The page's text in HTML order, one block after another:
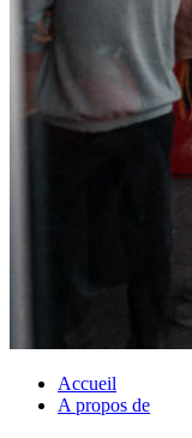
Accueil
A propos de